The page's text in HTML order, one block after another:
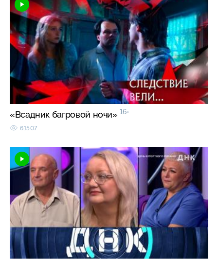
«Всадник багровой ночи» 16+
61507